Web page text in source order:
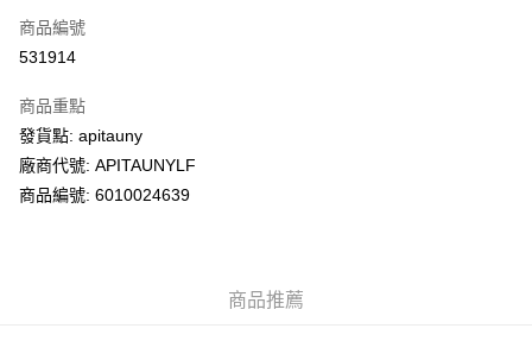
AlipayHK
WeChat Pay
送貨方式
商品編號
531914
商品重點
發貨點: apitauny
廠商代號: APITAUNYLF
商品編號: 6010024639
商品推薦